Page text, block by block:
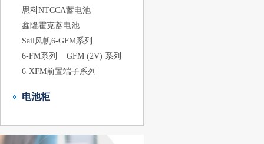
思科NTCCA蓄电池
鑫隆霍克蓄电池
Sail风帆6-GFM系列
6-FM系列
GFM (2V) 系列
6-XFM前置端子系列
电池柜